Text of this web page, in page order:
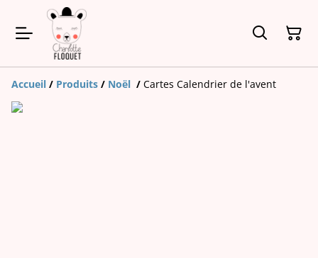
Accueil / Produits / Noël / Cartes Calendrier de l'avent